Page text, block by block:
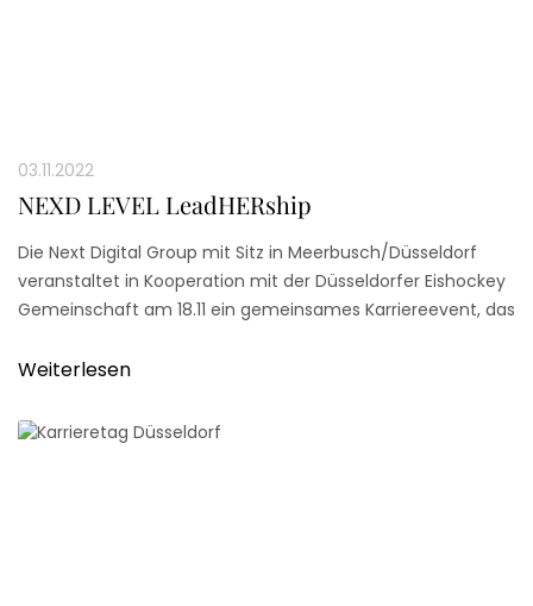
03.11.2022
NEXD LEVEL LeadHERship
Die Next Digital Group mit Sitz in Meerbusch/Düsseldorf
veranstaltet in Kooperation mit der Düsseldorfer Eishockey
Gemeinschaft am 18.11 ein gemeinsames Karriereevent, das
idealerweise auch Interesse am (Berufseinstieg im)
Weiterlesen